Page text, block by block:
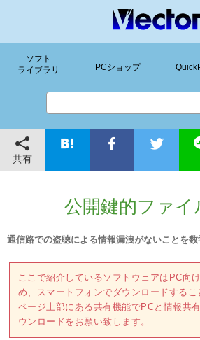
ソフト
ライブラリ
PCショップ
共有
公開鍵的ファイ
通信路での盗聴による情報漏洩がないことを
ここで紹介しているソフトウェアはPC向
め、スマートフォンでダウンロードするこ
ページ上部にある共有機能でPCと情報共
ウンロードをお願い致します。